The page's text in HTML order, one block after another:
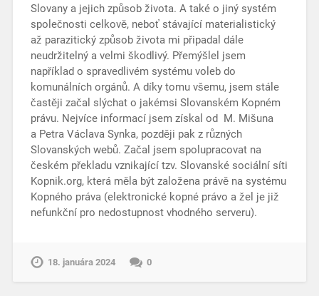
Slovany a jejich způsob života. A také o jiný systém
společnosti celkově, neboť stávající materialistický
až parazitický způsob života mi připadal dále
neudržitelný a velmi škodlivý. Přemýšlel jsem
například o spravedlivém systému voleb do
komunálních orgánů. A díky tomu všemu, jsem stále
častěji začal slýchat o jakémsi Slovanském Kopném
právu. Nejvíce informací jsem získal od M. Mišuna
a Petra Václava Synka, později pak z různých
Slovanských webů. Začal jsem spolupracovat na
českém překladu vznikající tzv. Slovanské sociální síti
Kopnik.org, která měla být založena právě na systému
Kopného práva (elektronické kopné právo a žel je již
nefunkční pro nedostupnost vhodného serveru).
18. januára 2024 0